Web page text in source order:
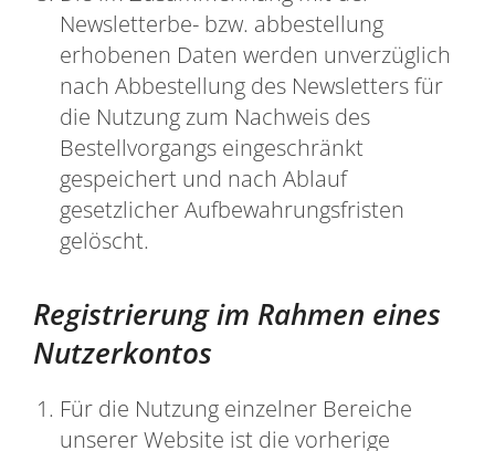
Newsletterbe- bzw. abbestellung
erhobenen Daten werden unverzüglich
nach Abbestellung des Newsletters für
die Nutzung zum Nachweis des
Bestellvorgangs eingeschränkt
gespeichert und nach Ablauf
gesetzlicher Aufbewahrungsfristen
gelöscht.
Registrierung im Rahmen eines
Nutzerkontos
Für die Nutzung einzelner Bereiche
unserer Website ist die vorherige